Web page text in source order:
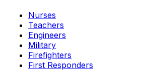
Nurses
Teachers
Engineers
Military
Firefighters
First Responders